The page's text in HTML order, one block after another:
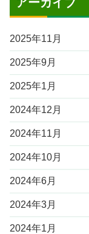
2025年11月
2025年9月
2025年1月
2024年12月
2024年11月
2024年10月
2024年6月
2024年3月
2024年1月